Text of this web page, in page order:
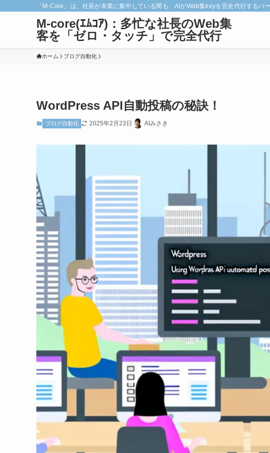
「M-Core」は、社長が本業に集中している間も、AIがWeb集keyを完全代行する
M-core(ｴﾑｺｱ)：多忙な社長のWeb集
客を「ゼロ・タッチ」で完全代行
ホーム ブログ自動化
WordPress API自動投稿の秘訣！
ブログ自動化 2025年2月23日 AIみさき